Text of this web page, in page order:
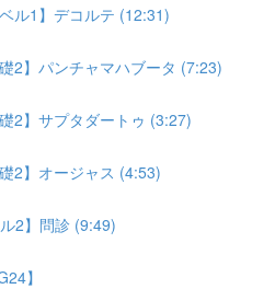
ル1】デコルテ (12:31)
2】パンチャマハブータ (7:23)
2】サプタダートゥ (3:27)
2】オージャス (4:53)
2】問診 (9:49)
】